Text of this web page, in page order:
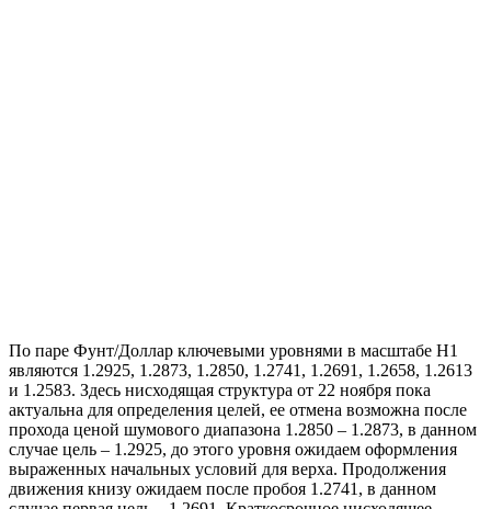
По паре Фунт/Доллар ключевыми уровнями в масштабе Н1
являются 1.2925, 1.2873, 1.2850, 1.2741, 1.2691, 1.2658, 1.2613
и 1.2583. Здесь нисходящая структура от 22 ноября пока
актуальна для определения целей, ее отмена возможна после
прохода ценой шумового диапазона 1.2850 – 1.2873, в данном
случае цель – 1.2925, до этого уровня ожидаем оформления
выраженных начальных условий для верха. Продолжения
движения книзу ожидаем после пробоя 1.2741, в данном